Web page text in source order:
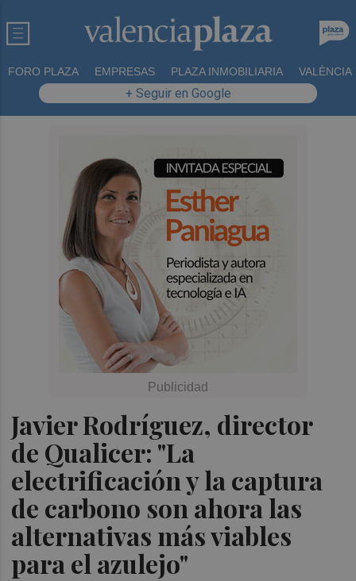
FORO PLAZA EMPRESAS PLAZA INMOBILIARIA VALÈNCIA
+ Seguir en Google
Javier Rodríguez, director
de Qualicer: "La
electrificación y la captura
de carbono son ahora las
alternativas más viables
para el azulejo"